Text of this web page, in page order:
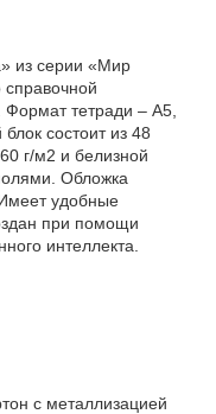
из серии «Мир
тетради – А5,
состоит из 48
г/м2 и белизной
Обложка
удобные
при помощи
интеллекта.
с металлизацией